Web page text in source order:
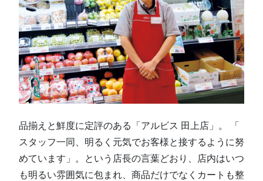
品揃えと鮮度に定評のある「アルビス 田上店」。 「
スタッフ一同、明るく元気でお客様と接するように努
めています」。という店長の言葉どおり、店内はいつ
も明るい雰囲気に包まれ、商品だけでなくカートも整